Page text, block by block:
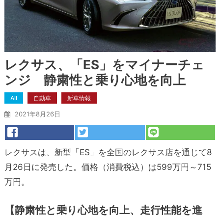
レクサス、「ES」をマイナーチェ
ンジ 静粛性と乗り心地を向上
All 自動車 新車情報
2021年8月26日
レクサスは、新型「ES」を全国のレクサス店を通じて8
月26日に発売した。価格（消費税込）は599万円～715
万円。
【静粛性と乗り心地を向上、走行性能を進